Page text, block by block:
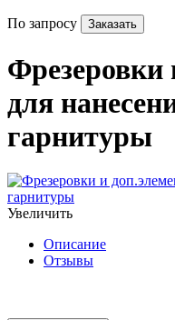
По запросу Заказать
Фрезеровки
для
гарнитуры
Увеличить
Описание
Отзывы